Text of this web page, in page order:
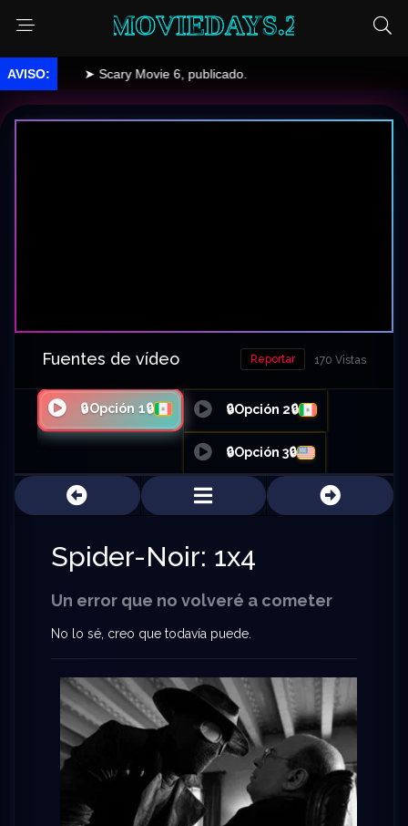
MOVIEDAYS.2
➤ Scary Movie 6, publicado.
Fuentes de vídeo 170 Vistas
Reportar
🔒Opción 1🔒 🔒Opción 2🔒
🔒Opción 3🔒
Spider-Noir: 1x4
Un error que no volveré a cometer
No lo sé, creo que todavía puede.